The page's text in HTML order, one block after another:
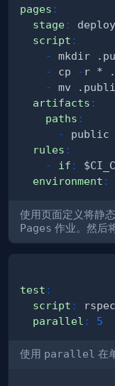
pages :
stage:
script :
-
-
cp -
-
artifacts :
paths :
-
rules :
-
if :
environment :
使用页面定义将静
Pages 作业。然后
test :
script :
parallel : 5
使用 parallel 在